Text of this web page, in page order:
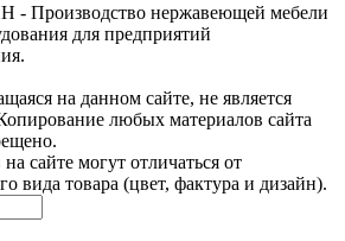
- Производство нержавеющей мебели
для предприятий
на данном сайте, не является
любых материалов сайта
сайте могут отличаться от
вида товара (цвет, фактура и дизайн).